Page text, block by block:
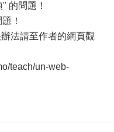
的問題！
！
法請至作者的網頁觀
teach/un-web-